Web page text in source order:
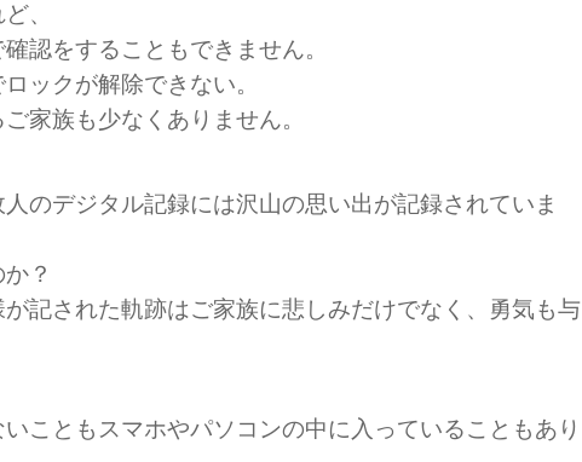
、
認をすることもできません。
ックが解除できない。
家族も少なくありません。
のデジタル記録には沢山の思い出が記録されていま
？
記された軌跡はご家族に悲しみだけでなく、勇気も与
こともスマホやパソコンの中に入っていることもあり